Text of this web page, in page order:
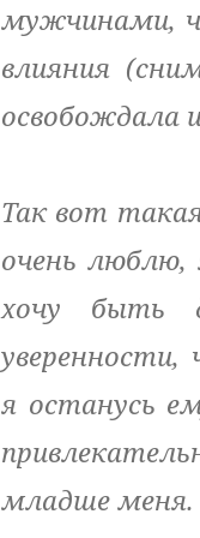
мужчинами,
влияния
освобождала
Так вот
очень
хочу быть
уверенности,
я останусь
младше меня.